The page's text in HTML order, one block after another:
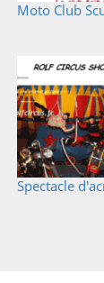
Moto Club
Spectacle